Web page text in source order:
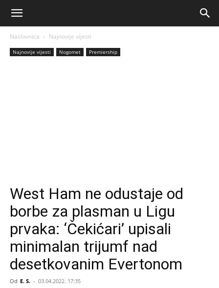
Naslovnica Najnovije vijesti
Najnovije vijesti Nogomet Premiership
West Ham ne odustaje od
borbe za plasman u Ligu
prvaka: ‘Čekićari’ upisali
minimalan trijumf nad
desetkovanim Evertonom
Od E. S. - 03.04.2022. 17:35